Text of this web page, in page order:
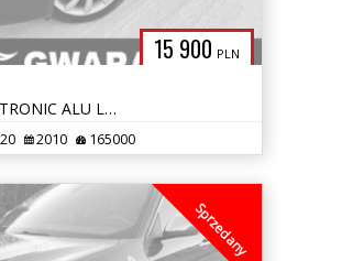
15 900 PLN
1.4TB 120KM KLIMATRONIC ALU LED SKÓRY PDC DNA OPŁATY GWARANCJA
2010 165000
Sprzedany